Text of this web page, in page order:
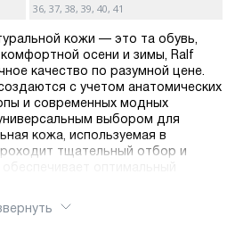
36, 37, 38, 39, 40, 41
кожи — это та обувь,
осени и зимы, Ralf
качество по разумной цене.
с учетом анатомических
и современных модных
выбором для
кожа, используемая в
тщательный отбор и
всего дня. Коллекция
магазине включает модели для